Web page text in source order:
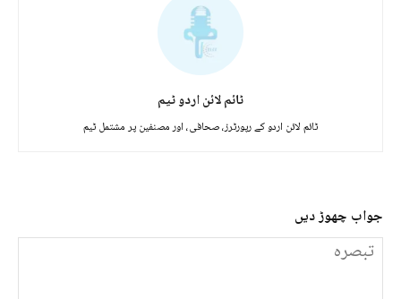
ٹائم لائن اردو ٹیم
ٹائم لائن اردو کے رپورٹرز، صحافی، اور مصنفین پر مشتمل ٹیم
جواب چھوڑ دیں